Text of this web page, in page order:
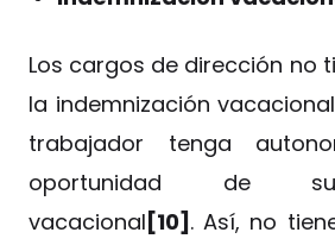
Los cargos de dirección no
la indemnización
trabajador tenga
oportunidad de
vacacional [10] . Así, no